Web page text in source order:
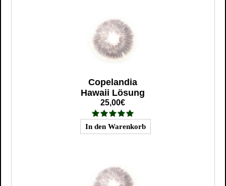
Copelandia
Hawaii Lösung
25,00€